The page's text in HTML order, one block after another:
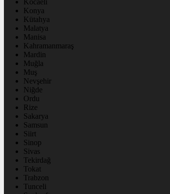
Kocaeli
Konya
Kütahya
Malatya
Manisa
Kahramanmaraş
Mardin
Muğla
Muş
Nevşehir
Niğde
Ordu
Rize
Sakarya
Samsun
Siirt
Sinop
Sivas
Tekirdağ
Tokat
Trabzon
Tunceli